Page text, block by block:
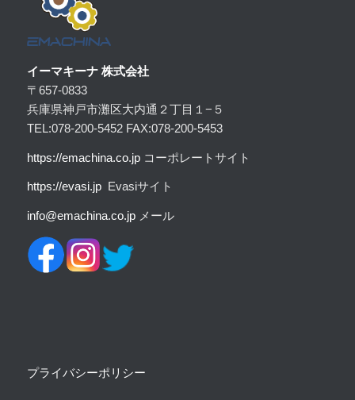
イーマキーナ 株式会社
〒657-0833
兵庫県神戸市灘区大内通２丁目１−５
TEL:078-200-5452 FAX:078-200-5453
https://emachina.co.jpコーポレートサイト
https://evasi.jpEvasiサイト
info@emachina.co.jp メール
プライバシーポリシー